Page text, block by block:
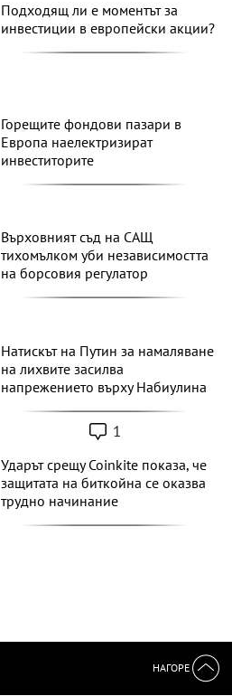
Подходящ ли е моментът за
инвестиции в европейски акции?
Горещите фондови пазари в
Европа наелектризират
инвеститорите
Върховният съд на САЩ
тихомълком уби независимостта
на борсовия регулатор
Натискът на Путин за намаляване
на лихвите засилва
напрежението върху Набиулина
1
Ударът срещу Coinkite показа, че
защитата на биткойна се оказва
трудно начинание
НАГОРЕ